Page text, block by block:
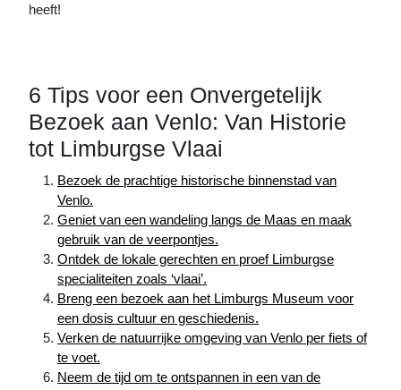
heeft!
6 Tips voor een Onvergetelijk
Bezoek aan Venlo: Van Historie
tot Limburgse Vlaai
Bezoek de prachtige historische binnenstad van
Venlo.
Geniet van een wandeling langs de Maas en maak
gebruik van de veerpontjes.
Ontdek de lokale gerechten en proef Limburgse
specialiteiten zoals ‘vlaai’.
Breng een bezoek aan het Limburgs Museum voor
een dosis cultuur en geschiedenis.
Verken de natuurrijke omgeving van Venlo per fiets of
te voet.
Neem de tijd om te ontspannen in een van de